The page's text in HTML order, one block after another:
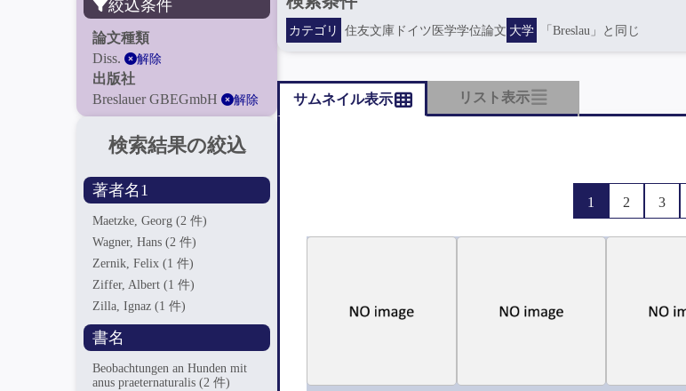
絞込条件
論文種類
Diss.
解除
出版社
Breslauer GBEGmbH
解除
検索結果の絞込
著者名1
Maetzke, Georg(2 件)
Wagner, Hans(2 件)
Zernik, Felix(1 件)
Ziffer, Albert(1 件)
Zilla, Ignaz(1 件)
書名
Beobachtungen an Hunden mit
anus praeternaturalis(2 件)
カテゴリ 住友文庫ドイツ医学学位論文 大学 「Breslau」と同じ
サムネイル表示 リスト表示
1 2 3